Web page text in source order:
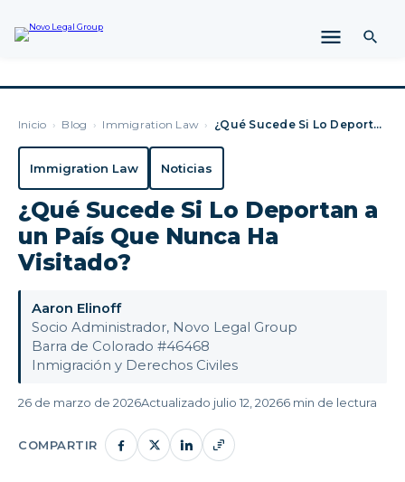
Inicio › Blog › Immigration Law › ¿Qué Sucede Si Lo Deportan a un País Que Nunca Ha Visitado?
Immigration Law Noticias
¿Qué Sucede Si Lo Deportan a
un País Que Nunca Ha
Visitado?
Aaron Elinoff
Socio Administrador, Novo Legal Group
Barra de Colorado #46468
Inmigración y Derechos Civiles
26 de marzo de 2026Actualizado julio 12, 20266 min de lectura
COMPARTIR